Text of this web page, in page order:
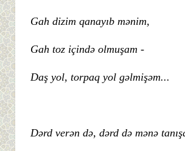
Gah dizim qanayıb mənim,
Gah toz içində olmuşam -
Daş yol, torpaq yol gəlmişəm...
Dərd verən də, dərd də mənə